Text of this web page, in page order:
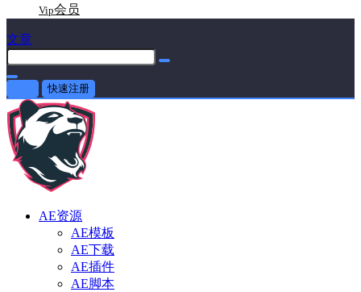
Vip会员
文章
快速注册
AE资源
AE模板
AE下载
AE插件
AE脚本